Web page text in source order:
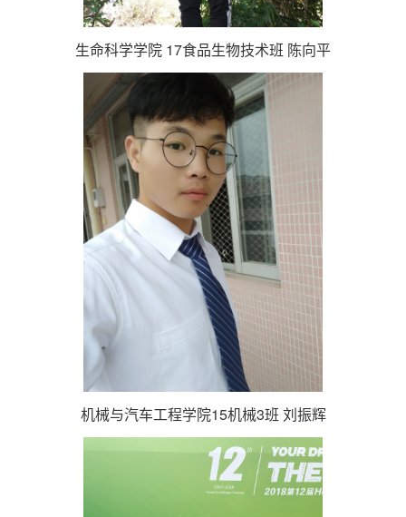
生命科学学院 17食品生物技术班 陈向平
机械与汽车工程学院15机械3班 刘振辉